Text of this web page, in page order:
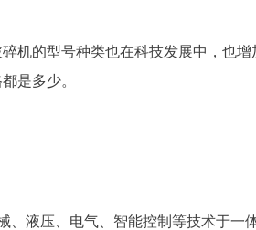
机的型号种类也在科技发展中，也增
是多少。
、液压、电气、智能控制等技术于一